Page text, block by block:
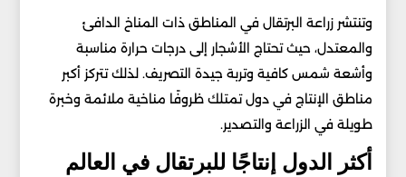
وتنتشر زراعة البرتقال في المناطق ذات المناخ الدافئ
والمعتدل، حيث تحتاج الأشجار إلى درجات حرارة مناسبة
وأشعة شمس كافية وتربة جيدة التصريف. لذلك تتركز أكبر
مناطق الإنتاج في دول تمتلك ظروفًا مناخية ملائمة وخبرة
طويلة في الزراعة والتصدير.
أكثر الدول إنتاجًا للبرتقال في العالم